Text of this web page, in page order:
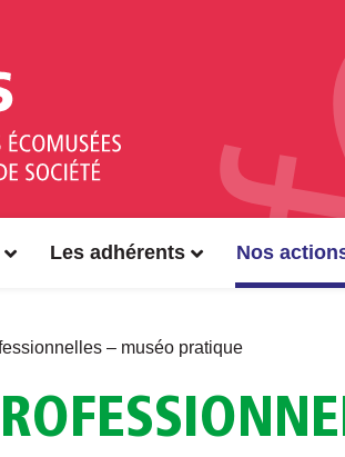
Les adhérents Nos
– muséo pratique